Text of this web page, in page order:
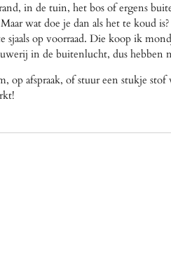
in de tuin, het bos of ergens
wat doe je dan als het te koud
op voorraad. Die koop ik
in de buitenlucht, dus hebben
op afspraak, of stuur een stukje